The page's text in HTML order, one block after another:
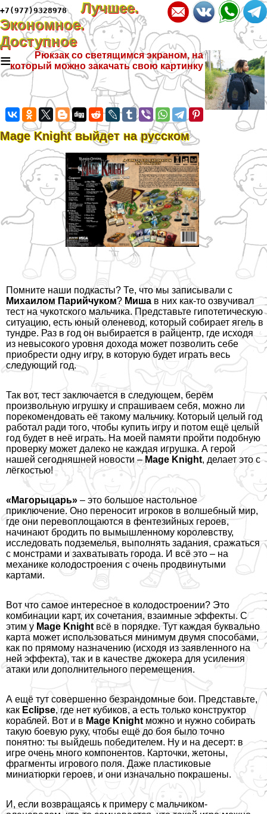
+7(977)9328978
Лучшее.
Экономное.
Доступное
≡
Рюкзак со светящимся экраном, на
который можно закачать свою картинку
Mage Knight выйдет на русском
Помните наши подкасты? Те, что мы записывали с
Михаилом Парийчуком? Миша в них как-то озвучивал
тест на чукотского мальчика. Представьте гипотетическую
ситуацию, есть юный оленевод, который собирает ягель в
тундре. Раз в год он выбирается в райцентр, где исходя
из невысокого уровня дохода может позволить себе
приобрести одну игру, в которую будет играть весь
следующий год.
Так вот, тест заключается в следующем, берём
произвольную игрушку и спрашиваем себя, можно ли
порекомендовать её такому мальчику. Который целый год
работал ради того, чтобы купить игру и потом ещё целый
год будет в неё играть. На моей памяти пройти подобную
проверку может далеко не каждая игрушка. А герой
нашей сегодняшней новости – Mage Knight, делает это с
лёгкостью!
«Магорыцарь» – это большое настольное
приключение. Оно переносит игроков в волшебный мир,
где они перевоплощаются в фентезийных героев,
начинают бродить по вымышленному королевству,
исследовать подземелья, выполнять задания, сражаться
с монстрами и захватывать города. И всё это – на
механике колодостроения с очень продвинутыми
картами.
Вот что самое интересное в колодостроении? Это
комбинации карт, их сочетания, взаимные эффекты. С
этим у Mage Knightвсё в порядке. Тут каждая буквально
карта может использоваться минимум двумя способами,
как по прямому назначению (исходя из заявленного на
ней эффекта), так и в качестве джокера для усиления
атаки или дополнительного перемещения.
А ещё тут совершенно безрандомные бои. Представьте,
как Eclipse, где нет кубиков, а есть только конструктор
кораблей. Вот и в Mage Knight можно и нужно собирать
такую боевую руку, чтобы ещё до боя было точно
понятно: ты выйдешь победителем. Ну и на десерт: в
игре очень много компонентов. Карточки, жетоны,
фрагменты игрового поля. Даже пластиковые
миниатюрки героев, и они изначально покрашены.
И, если возвращаясь к примеру с мальчиком-